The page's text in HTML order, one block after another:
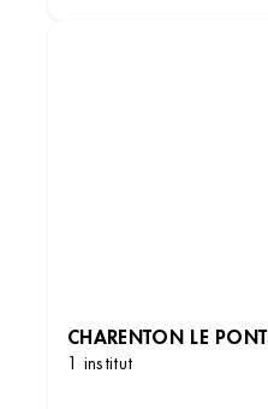
CHARENTON LE PONT
1 institut